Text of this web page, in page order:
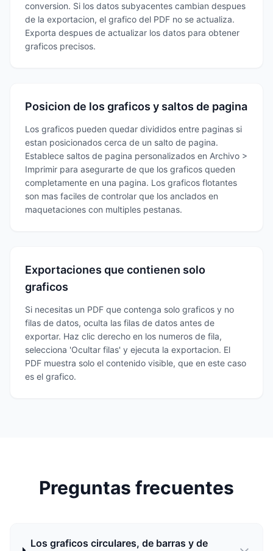
conversion. Si los datos subyacentes cambian despues
de la exportacion, el grafico del PDF no se actualiza.
Exporta despues de actualizar los datos para obtener
graficos precisos.
Posicion de los graficos y saltos de pagina
Los graficos pueden quedar divididos entre paginas si
estan posicionados cerca de un salto de pagina.
Establece saltos de pagina personalizados en Archivo >
Imprimir para asegurarte de que los graficos queden
completamente en una pagina. Los graficos flotantes
son mas faciles de controlar que los anclados en
maquetaciones con multiples pestanas.
Exportaciones que contienen solo
graficos
Si necesitas un PDF que contenga solo graficos y no
filas de datos, oculta las filas de datos antes de
exportar. Haz clic derecho en los numeros de fila,
selecciona 'Ocultar filas' y ejecuta la exportacion. El
PDF muestra solo el contenido visible, que en este caso
es el grafico.
Preguntas frecuentes
Los graficos circulares, de barras y de